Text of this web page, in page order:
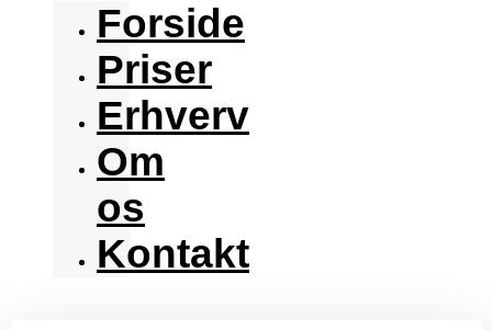
Forside
Priser
Erhverv
Om
os
Kontakt